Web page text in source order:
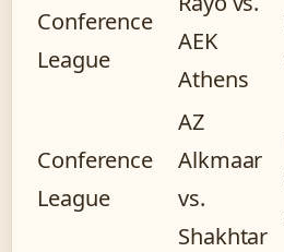
Conference
League
AEK
Athens
Conference
League
AZ
Alkmaar
vs.
Shakhtar